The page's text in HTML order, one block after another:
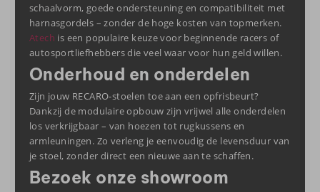
schaalvorm, goede ondersteuning en compatibiliteit met
harnasgordels – zonder de hoge kosten van topmerken.
Atech is een populaire keuze voor beginnende racers of
autosportliefhebbers die veel waar voor hun geld willen.
Onderhoud en onderdelen
Zijn jouw RECARO-stoelen toe aan een opfrisbeurt?
Dankzij de modulaire opbouw zijn vrijwel alle onderdelen
los verkrijgbaar – van hoezen tot rugkussens en
armleuningen. Zo verleng je eenvoudig de levensduur van
je stoel, zonder direct een nieuwe aan te schaffen.
Bezoek onze showroom